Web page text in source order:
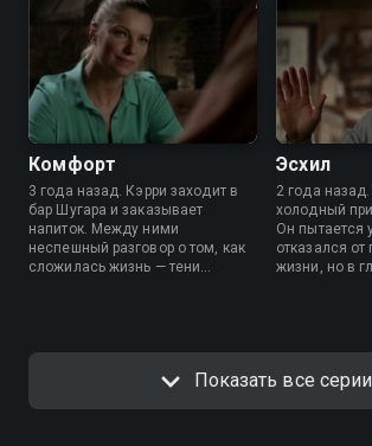
Комфорт
3 года назад. Кэрри заходит в
бар Шугара и заказывает
напиток. Между ними
неспешный разговор о том, как
сложилась жизнь — тени
Эсхил
2 года
холодный
Он пытается
отказался
жизни, но в
Показать все серии